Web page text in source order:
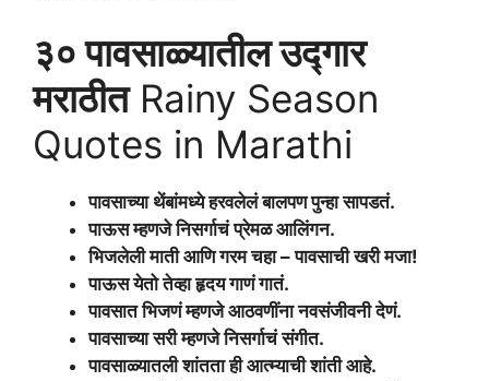
३० पावसाळ्यातील उद्गार
मराठीतRainy Season
Quotes in Marathi
पावसाच्या थेंबांमध्ये हरवलेलं बालपण पुन्हा सापडतं.
पाऊस म्हणजे निसर्गाचं प्रेमळ आलिंगन.
भिजलेली माती आणि गरम चहा –पावसाची खरी मजा!
पाऊस येतो तेव्हा हृदय गाणं गातं.
पावसात भिजणं म्हणजे आठवणींना नवसंजीवनी देणं.
पावसाच्या सरी म्हणजे निसर्गाचं संगीत.
पावसाळ्यातली शांतता ही आत्म्याची शांती आहे.